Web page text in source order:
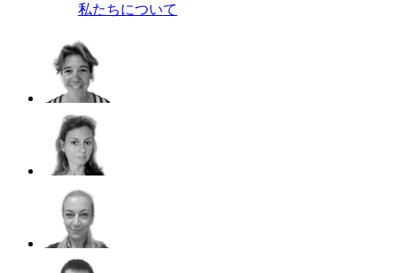
私たちについて